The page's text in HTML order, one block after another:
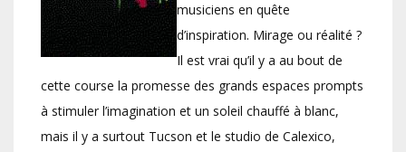
musiciens en quête
d’inspiration. Mirage ou réalité ?
Il est vrai qu’il y a au bout de
cette course la promesse des grands espaces prompts
à stimuler l’imagination et un soleil chauffé à blanc,
mais il y a surtout Tucson et le studio de Calexico,